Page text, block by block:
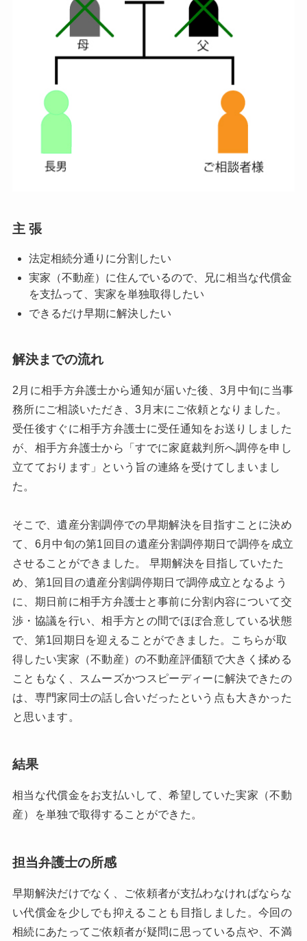
主 張
法定相続分通りに分割したい
実家（不動産）に住んでいるので、兄に相当な代償金
を支払って、実家を単独取得したい
できるだけ早期に解決したい
解決までの流れ
2月に相手方弁護士から通知が届いた後、3月中旬に当事
務所にご相談いただき、3月末にご依頼となりました。
受任後すぐに相手方弁護士に受任通知をお送りしました
が、相手方弁護士から「すでに家庭裁判所へ調停を申し
立てております」という旨の連絡を受けてしまいまし
た。
そこで、遺産分割調停での早期解決を目指すことに決め
て、6月中旬の第1回目の遺産分割調停期日で調停を成立
させることができました。 早期解決を目指していたた
め、第1回目の遺産分割調停期日で調停成立となるよう
に、期日前に相手方弁護士と事前に分割内容について交
渉・協議を行い、相手方との間でほぼ合意している状態
で、第1回期日を迎えることができました。こちらが取
得したい実家（不動産）の不動産評価額で大きく揉める
こともなく、スムーズかつスピーディーに解決できたの
は、専門家同士の話し合いだったという点も大きかった
と思います。
結果
相当な代償金をお支払いして、希望していた実家（不動
産）を単独で取得することができた。
担当弁護士の所感
早期解決だけでなく、ご依頼者が支払わなければならな
い代償金を少しでも抑えることも目指しました。今回の
相続にあたってご依頼者が疑問に思っている点や、不満